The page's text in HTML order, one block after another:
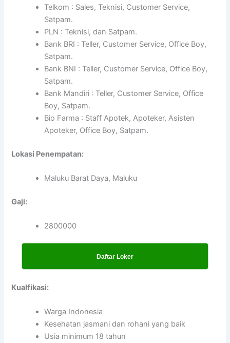
Telkom : Sales, Teknisi, Customer Service,
Satpam.
PLN : Teknisi, dan Satpam.
Bank BRI : Teller, Customer Service, Office Boy,
Satpam.
Bank BNI : Teller, Customer Service, Office Boy,
Satpam.
Bank Mandiri : Teller, Customer Service, Office
Boy, Satpam.
Bio Farma : Staff Apotek, Apoteker, Asisten
Apoteker, Office Boy, Satpam.
Lokasi Penempatan:
Maluku Barat Daya, Maluku
Gaji:
2800000
Daftar Loker
Kualfikasi:
Warga Indonesia
Kesehatan jasmani dan rohani yang baik
Usia minimum 18 tahun